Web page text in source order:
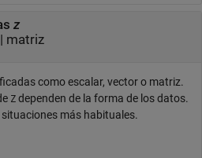
z
matriz
como escalar, vector o matriz.
Z dependen de la forma de los datos.
más habituales.